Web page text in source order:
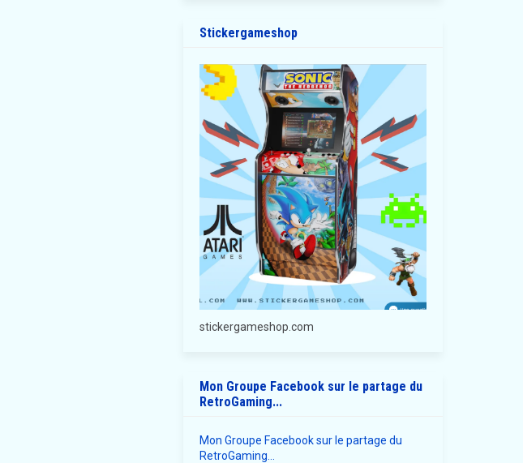
Stickergameshop
stickergameshop.com
Mon Groupe Facebook sur le partage du
RetroGaming...
Mon Groupe Facebook sur le partage du
RetroGaming...